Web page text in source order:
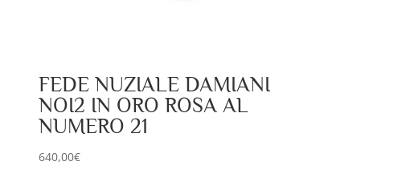
FEDE NUZIALE DAMIANI
NOI2 IN ORO ROSA AL
NUMERO 21
640,00€